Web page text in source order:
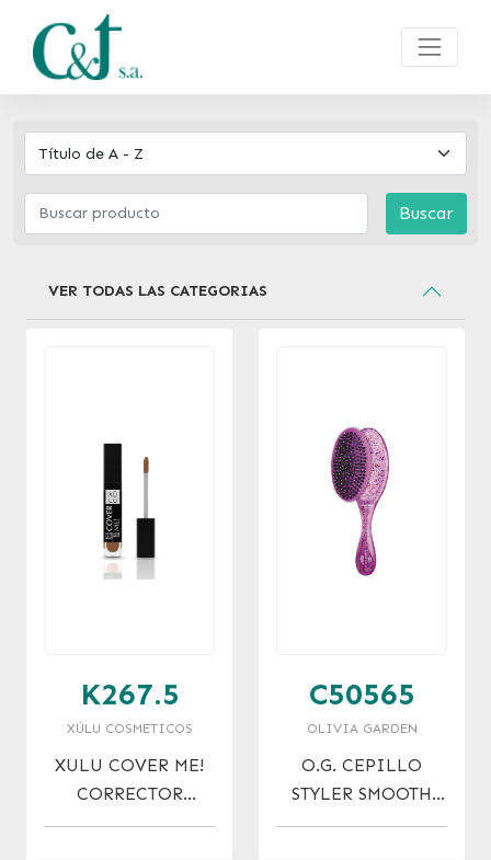
Buscar
VER TODAS LAS CATEGORIAS
K267.5
XÚLU COSMETICOS
XULU COVER ME!
CORRECTOR
SILICONADO NRO.
C50565
OLIVIA GARDEN
O.G. CEPILLO
STYLER SMOOTH
SPARKLE